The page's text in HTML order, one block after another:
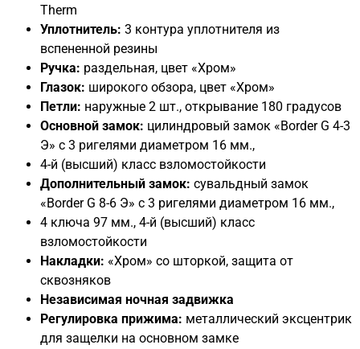
Therm
Уплотнитель: 3 контура уплотнителя из
вспененной резины
Ручка: раздельная, цвет «Хром»
Глазок: широкого обзора, цвет «Хром»
Петли: наружные 2 шт., открывание 180 градусов
Основной замок: цилиндровый замок «Border G 4-3
Э» с 3 ригелями диаметром 16 мм.,
4-й (высший) класс взломостойкости
Дополнительный замок: сувальдный замок
«Border G 8-6 Э» с 3 ригелями диаметром 16 мм.,
4 ключа 97 мм., 4-й (высший) класс
взломостойкости
Накладки: «Хром» со шторкой, защита от
сквозняков
Независимая ночная задвижка
Регулировка прижима: металлический эксцентрик
для защелки на основном замке